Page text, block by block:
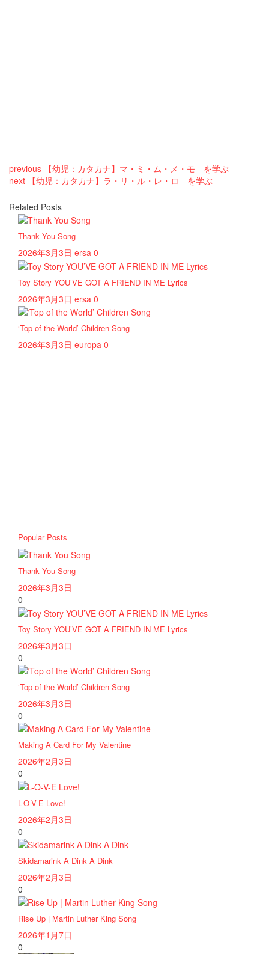
previous 【幼児：カタカナ】マ・ミ・ム・メ・モ を学ぶ
next 【幼児：カタカナ】ラ・リ・ル・レ・ロ を学ぶ
Related Posts
Thank You Song
2026年3月3日 ersa 0
Toy Story YOU’VE GOT A FRIEND IN ME Lyrics
2026年3月3日 ersa 0
‘Top of the World’ Children Song
2026年3月3日 europa 0
Popular Posts
Thank You Song
2026年3月3日
0
Toy Story YOU’VE GOT A FRIEND IN ME Lyrics
2026年3月3日
0
‘Top of the World’ Children Song
2026年3月3日
0
Making A Card For My Valentine
2026年2月3日
0
L-O-V-E Love!
2026年2月3日
0
Skidamarink A Dink A Dink
2026年2月3日
0
Rise Up | Martin Luther King Song
2026年1月7日
0